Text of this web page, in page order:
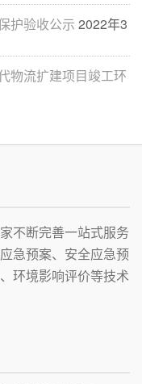
护验收公示 2022年3
物流扩建项目竣工环
不断完善一站式服务
急预案、安全应急预
环境影响评价等技术